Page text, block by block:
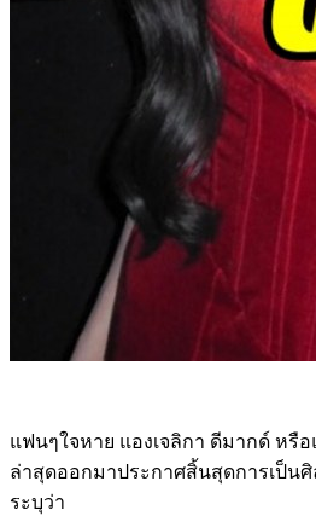
แฟนๆใจหาย แองเจลิกา ดีมากด์ หรื
ล่าสุดออกมาประกาศสิ้นสุดการเป็นศิ
ระบุว่า